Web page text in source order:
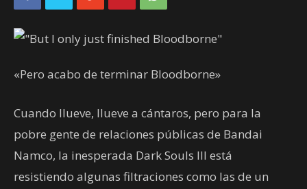
«Pero acabo de terminar Bloodborne»
Cuando llueve, llueve a cántaros, pero para la
pobre gente de relaciones públicas de Bandai
Namco, la inesperada Dark Souls III está
resistiendo algunas filtraciones como las de un